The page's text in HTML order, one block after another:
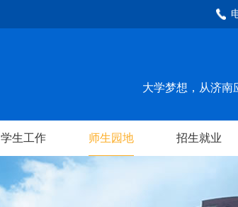
大学梦想，从济南
学生工作 师生园地 招生就业